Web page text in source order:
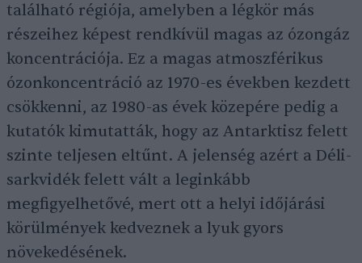
található régiója, amelyben a légkör más
részeihez képest rendkívül magas az ózongáz
koncentrációja. Ez a magas atmoszférikus
ózonkoncentráció az 1970-es években kezdett
csökkenni, az 1980-as évek közepére pedig a
kutatók kimutatták, hogy az Antarktisz felett
szinte teljesen eltűnt. A jelenség azért a Déli-
sarkvidék felett vált a leginkább
megfigyelhetővé, mert ott a helyi időjárási
körülmények kedveznek a lyuk gyors
növekedésének.